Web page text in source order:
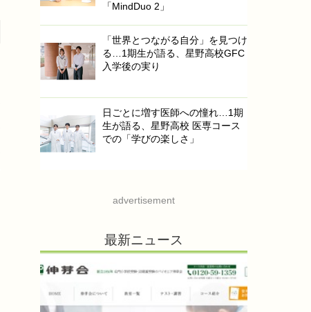
「MindDuo 2」
「世界とつながる自分」を見つけ
る…1期生が語る、星野高校GFC
入学後の実り
日ごとに増す医師への憧れ…1期
生が語る、星野高校 医専コース
での「学びの楽しさ」
advertisement
最新ニュース